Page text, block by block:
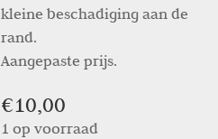
kleine beschadiging aan de
rand.
Aangepaste prijs.
€10,00
1 op voorraad